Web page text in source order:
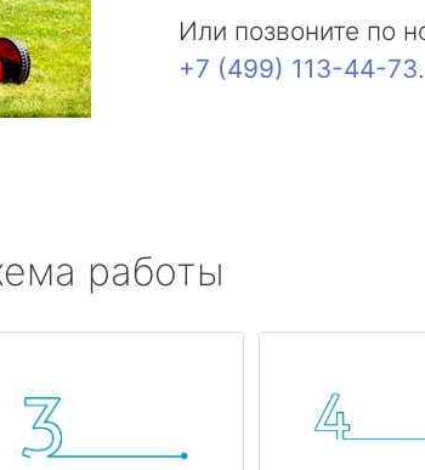
Или позвоните по
+7 (499) 113-44-73.
работы